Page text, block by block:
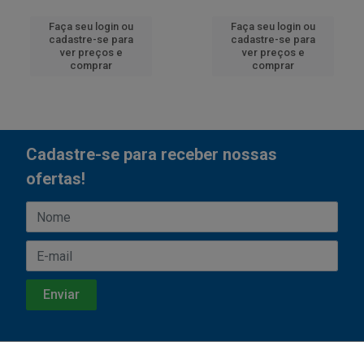
Faça seu login ou
cadastre-se para
ver preços e
comprar
Faça seu login ou
cadastre-se para
ver preços e
comprar
Cadastre-se para receber nossas
ofertas!